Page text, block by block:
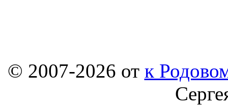
© 2007-2026 от к